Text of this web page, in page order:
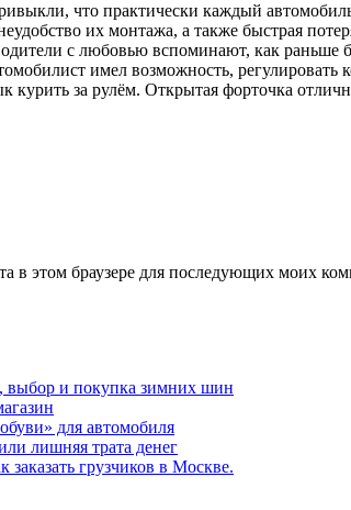
что практически каждый
их монтажа, а также быстрая
с любовью вспоминают, как
имел возможность,
курить за рулём. Открытая форточка
в этом браузере для последующих моих
и покупка зимних шин
для автомобиля
лишняя трата денег
грузчиков в Москве.